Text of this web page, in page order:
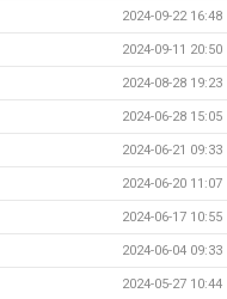
2024-09-22 16:48
2024-09-11 20:50
2024-08-28 19:23
2024-06-28 15:05
2024-06-21 09:33
2024-06-20 11:07
2024-06-17 10:55
2024-06-04 09:33
2024-05-27 10:44